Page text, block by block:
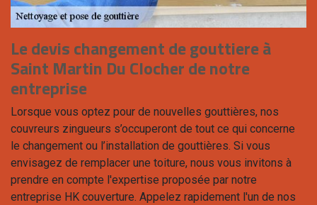
Le devis changement de gouttiere à
Saint Martin Du Clocher de notre
entreprise
Lorsque vous optez pour de nouvelles gouttières, nos
couvreurs zingueurs s’occuperont de tout ce qui concerne
le changement ou l’installation de gouttières. Si vous
envisagez de remplacer une toiture, nous vous invitons à
prendre en compte l'expertise proposée par notre
entreprise HK couverture. Appelez rapidement l'un de nos